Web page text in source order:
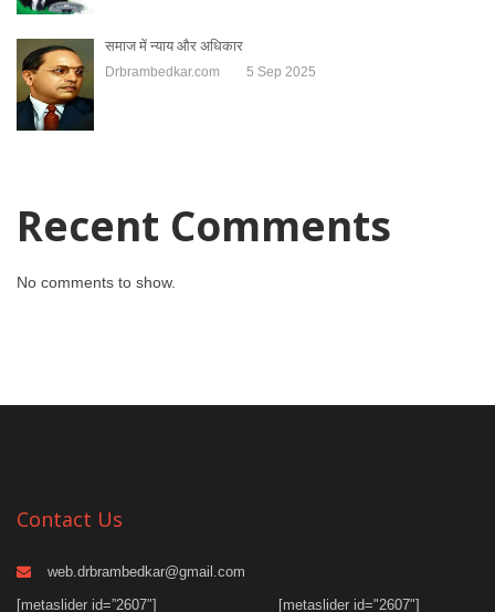
समाज में न्याय और अधिकार
Drbrambedkar.com 5 Sep 2025
Recent Comments
No comments to show.
Contact Us
web.drbrambedkar@gmail.com
[metaslider id=”2607″]
[metaslider id="2607"]